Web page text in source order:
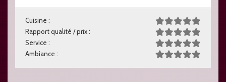
Cuisine :
Rapport qualité / prix :
Service :
Ambiance :